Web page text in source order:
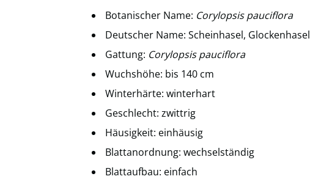
Botanischer Name: Corylopsis pauciflora
Deutscher Name: Scheinhasel, Glockenhasel
Gattung: Corylopsis pauciflora
Wuchshöhe: bis 140 cm
Winterhärte: winterhart
Geschlecht: zwittrig
Häusigkeit: einhäusig
Blattanordnung: wechselständig
Blattaufbau: einfach